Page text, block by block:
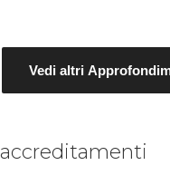
Vedi altri